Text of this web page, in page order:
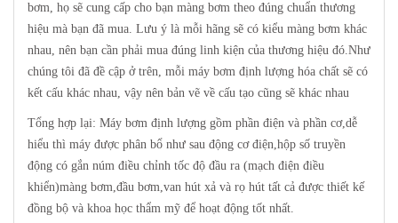
bơm, họ sẽ cung cấp cho bạn màng bơm theo đúng chuẩn thương
hiệu mà bạn đã mua. Lưu ý là mỗi hãng sẽ có kiểu màng bơm khác
nhau, nên bạn cần phải mua đúng linh kiện của thương hiệu đó.Như
chúng tôi đã đề cập ở trên, mỗi máy bơm định lượng hóa chất sẽ có
kết cấu khác nhau, vậy nên bản vẽ về cấu tạo cũng sẽ khác nhau
Tổng hợp lại: Máy bơm định lượng gồm phần điện và phần cơ,dễ
hiểu thì máy được phân bổ như sau động cơ điện,hộp số truyền
động có gắn núm điều chỉnh tốc độ đầu ra (mạch điện điều
khiển)màng bơm,đầu bơm,van hút xả và rọ hút tất cả được thiết kế
đồng bộ và khoa học thẩm mỹ để hoạt động tốt nhất.